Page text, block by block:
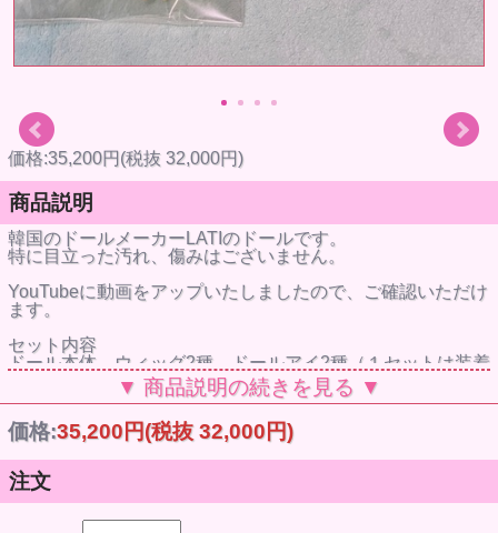
価格:35,200円(税抜 32,000円)
商品説明
韓国のドールメーカーLATIのドールです。
特に目立った汚れ、傷みはございません。
YouTubeに動画をアップいたしましたので、ご確認いただけ
ます。
セット内容
ドール本体、ウィッグ2種、ドールアイ2種（１セットは装着
済）、フーディ、ズボン、下着２枚、靴、ハンドパーツ、フ
▼ 商品説明の続きを見る ▼
価格:35,200円(税抜 32,000円)
注文